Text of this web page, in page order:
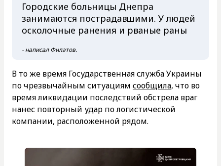
Городские больницы Днепра
занимаются пострадавшими. У людей
осколочные ранения и рваные раны
- написал Филатов.
В то же время Государственная служба Украины
по чрезвычайным ситуациям сообщила, что во
время ликвидации последствий обстрела враг
нанес повторный удар по логистической
компании, расположенной рядом.